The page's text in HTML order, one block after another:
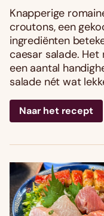
Knapperige
croutons, een
ingrediënten
caesar salade.
een aantal
salade nét wat
Naar het recept